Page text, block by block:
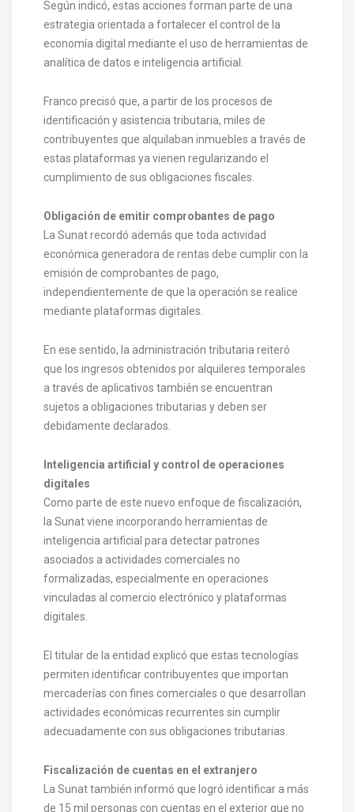
Según indicó, estas acciones forman parte de una
estrategia orientada a fortalecer el control de la
economía digital mediante el uso de herramientas de
analítica de datos e inteligencia artificial.
Franco precisó que, a partir de los procesos de
identificación y asistencia tributaria, miles de
contribuyentes que alquilaban inmuebles a través de
estas plataformas ya vienen regularizando el
cumplimiento de sus obligaciones fiscales.
Obligación de emitir comprobantes de pago
La Sunat recordó además que toda actividad
económica generadora de rentas debe cumplir con la
emisión de comprobantes de pago,
independientemente de que la operación se realice
mediante plataformas digitales.
En ese sentido, la administración tributaria reiteró
que los ingresos obtenidos por alquileres temporales
a través de aplicativos también se encuentran
sujetos a obligaciones tributarias y deben ser
debidamente declarados.
Inteligencia artificial y control de operaciones
digitales
Como parte de este nuevo enfoque de fiscalización,
la Sunat viene incorporando herramientas de
inteligencia artificial para detectar patrones
asociados a actividades comerciales no
formalizadas, especialmente en operaciones
vinculadas al comercio electrónico y plataformas
digitales.
El titular de la entidad explicó que estas tecnologías
permiten identificar contribuyentes que importan
mercaderías con fines comerciales o que desarrollan
actividades económicas recurrentes sin cumplir
adecuadamente con sus obligaciones tributarias.
Fiscalización de cuentas en el extranjero
La Sunat también informó que logró identificar a más
de 15 mil personas con cuentas en el exterior que no